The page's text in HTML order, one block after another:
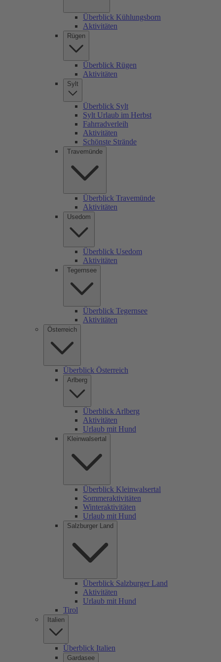
Überblick Kühlungsborn
Aktivitäten
Rügen
Überblick Rügen
Aktivitäten
Sylt
Überblick Sylt
Sylt Urlaub im Herbst
Fahrradverleih
Aktivitäten
Schönste Strände
Travemünde
Überblick Travemünde
Aktivitäten
Usedom
Überblick Usedom
Aktivitäten
Tegernsee
Überblick Tegernsee
Aktivitäten
Österreich
Überblick Österreich
Arlberg
Überblick Arlberg
Aktivitäten
Urlaub mit Hund
Kleinwalsertal
Überblick Kleinwalsertal
Sommeraktivitäten
Winteraktivitäten
Urlaub mit Hund
Salzburger Land
Überblick Salzburger Land
Aktivitäten
Urlaub mit Hund
Tirol
Italien
Überblick Italien
Gardasee